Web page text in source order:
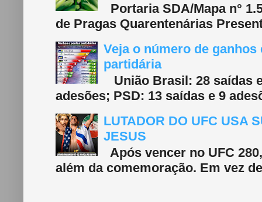
Portaria SDA/Mapa n°
de Pragas Quarentenárias
Veja o número de
partidária
União Brasil: 28 saídas
adesões; PSD: 13 saídas e 9
LUTADOR DO UFC USA
JESUS
Após vencer no UFC
além da comemoração. Em vez